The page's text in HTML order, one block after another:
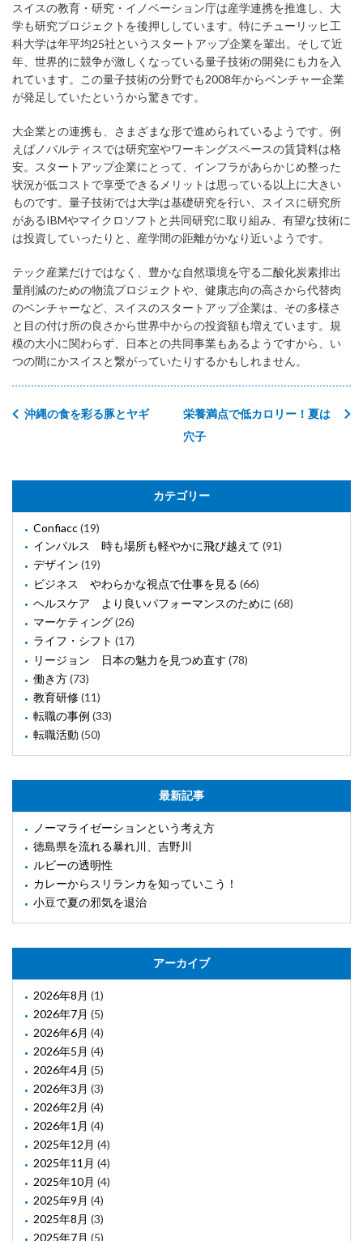
スイスの教育・研究・イノベーション庁は産学連携を推進し、大
学も研究プロジェクトを後押ししています。特にチューリッヒ工
科大学は年平均25社というスタートアップ企業を輩出。そして近
年、世界的に競争が激しくなっている量子技術の開発にも力を入
れています。この量子技術の分野でも2008年からベンチャー企業
が発足していたというから驚きです。
大企業との連携も、さまざまな形で進められているようです。例
えばノバルティスでは研究室やワーキングスペースの賃貸料は格
安。スタートアップ企業にとって、インフラがあらかじめ整った
状況が低コストで享受できるメリットは思っている以上に大きい
ものです。量子技術では大学は基礎研究を行い、スイスに研究所
があるIBMやマイクロソフトと共同研究に取り組み、有望な技術に
は投資していったりと、産学間の距離がかなり近いようです。
テック産業だけではなく、豊かな自然環境を守る二酸化炭素排出
量削減のための物流プロジェクトや、健康志向の高さから代替肉
のベンチャーなど、スイスのスタートアップ企業は、その多様さ
と目の付け所の良さから世界中からの投資額も増えています。規
模の大小に関わらず、日本との共同事業もあるようですから、い
つの間にかスイスと繋がっていたりするかもしれません。
栄養満点で低カロリー！夏は
穴子
沖縄の食を彩る豚とヤギ
カテゴリー
Confiacc(19)
インパルス 時も場所も軽やかに飛び越えて (91)
デザイン (19)
ビジネス やわらかな視点で仕事を見る (66)
ヘルスケア より良いパフォーマンスのために (68)
マーケティング(26)
ライフ・シフト (17)
リージョン 日本の魅力を見つめ直す (78)
働き方(73)
教育研修(11)
転職の事例 (33)
転職活動 (50)
最新記事
ノーマライゼーションという考え方
徳島県を流れる暴れ川、吉野川
ルビーの透明性
カレーからスリランカを知っていこう！
小豆で夏の邪気を退治
アーカイブ
2026年8月 (1)
2026年7月 (5)
2026年6月 (4)
2026年5月 (4)
2026年4月 (5)
2026年3月 (3)
2026年2月 (4)
2026年1月 (4)
2025年12月 (4)
2025年11月 (4)
2025年10月 (4)
2025年9月 (4)
2025年8月 (3)
2025年7月 (5)